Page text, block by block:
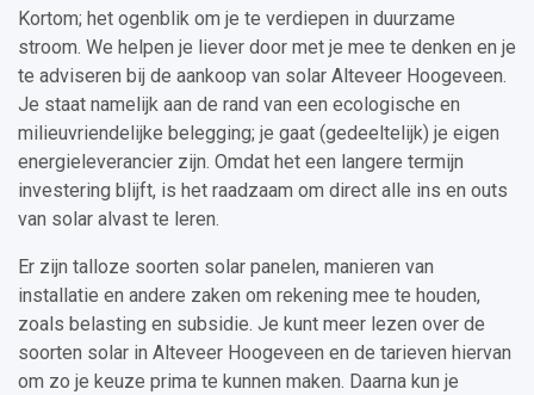
Kortom; het ogenblik om je te verdiepen in duurzame
stroom. We helpen je liever door met je mee te denken en je
te adviseren bij de aankoop van solar Alteveer Hoogeveen.
Je staat namelijk aan de rand van een ecologische en
milieuvriendelijke belegging; je gaat (gedeeltelijk) je eigen
energieleverancier zijn. Omdat het een langere termijn
investering blijft, is het raadzaam om direct alle ins en outs
van solar alvast te leren.
Er zijn talloze soorten solar panelen, manieren van
installatie en andere zaken om rekening mee te houden,
zoals belasting en subsidie. Je kunt meer lezen over de
soorten solar in Alteveer Hoogeveen en de tarieven hiervan
om zo je keuze prima te kunnen maken. Daarna kun je